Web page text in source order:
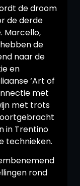
de droom
de derde
Marcello,
de
naar de
en
‘Art of
met
met trots
in Trentino
technieken.
rond